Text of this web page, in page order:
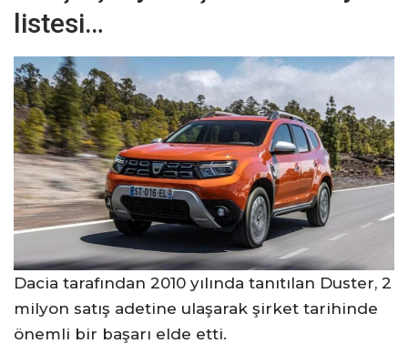
listesi…
Dacia tarafından 2010 yılında tanıtılan Duster, 2
milyon satış adetine ulaşarak şirket tarihinde
önemli bir başarı elde etti.